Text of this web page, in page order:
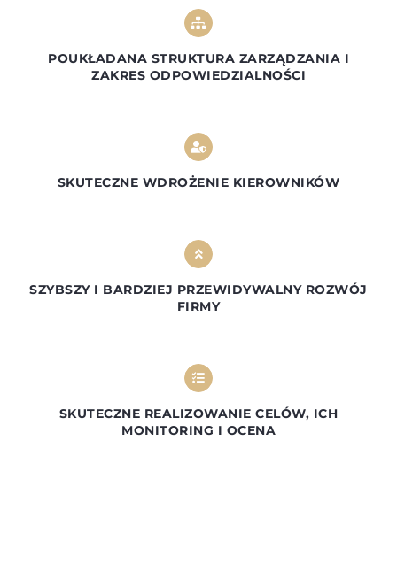
POUKŁADANA STRUKTURA ZARZĄDZANIA I
ZAKRES ODPOWIEDZIALNOŚCI
SKUTECZNE WDROŻENIE KIEROWNIKÓW
SZYBSZY I BARDZIEJ PRZEWIDYWALNY ROZWÓJ
FIRMY
SKUTECZNE REALIZOWANIE CELÓW, ICH
MONITORING I OCENA